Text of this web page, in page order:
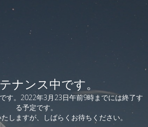
ナンス中です。
す。2022年3月23日午前9時までには終了す
る予定です。
しますが、しばらくお待ちください。